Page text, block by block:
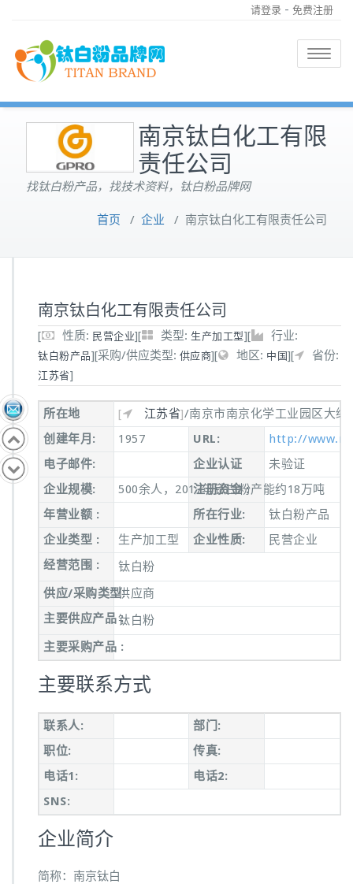
请登录 - 免费注册
Toggle
南京钛白化工有限
责任公司
找钛白粉产品，找技术资料，钛白粉品牌网
首页 / 企业 / 南京钛白化工有限责任公司
南京钛白化工有限责任公司
[ 性质: 民营企业][ 类型: 生产加工型][ 行业:
钛白粉产品][采购/供应类型: 供应商][ 地区: 中国][ 省份:
江苏省]
所在地 [ 江苏省]/南京市南京化学工业园区大纬
创建年月:
1957 URL:
http://
电子邮件:
企业认证
未验证
企业规模:
500余人，2017年钛白粉产能约18万吨
注册资金 :
年营业额 :
所在行业:
钛白粉产品
企业类型 :
生产加工型 企业性质:
民营企业
经营范围 :
钛白粉
供应/采购类型:供应商
主要供应产品 :钛白粉
主要采购产品 :
主要联系方式
联系人:
部门:
职位:
传真:
电话1:
电话2:
SNS:
企业简介
简称：南京钛白